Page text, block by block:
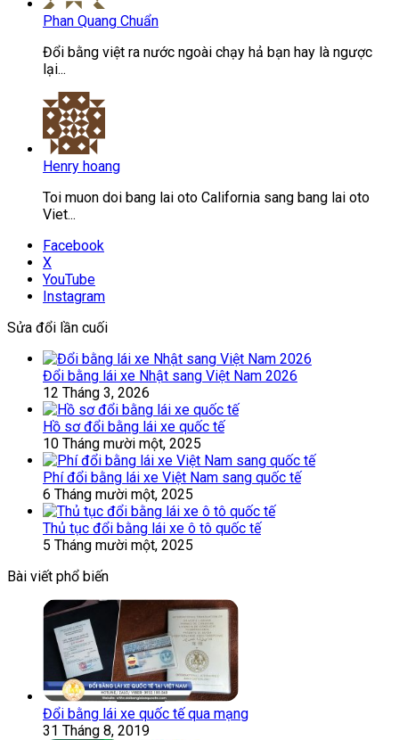
Phan Quang Chuẩn
Đổi bằng việt ra nước ngoài chạy hả bạn hay là ngược
lại...
Henry hoang
Toi muon doi bang lai oto California sang bang lai oto
Viet...
Facebook
X
YouTube
Instagram
Sửa đổi lần cuối
Đổi bằng lái xe Nhật sang Việt Nam 2026
12 Tháng 3, 2026
Hồ sơ đổi bằng lái xe quốc tế
10 Tháng mười một, 2025
Phí đổi bằng lái xe Việt Nam sang quốc tế
6 Tháng mười một, 2025
Thủ tục đổi bằng lái xe ô tô quốc tế
5 Tháng mười một, 2025
Bài viết phổ biến
Đổi bằng lái xe quốc tế qua mạng
31 Tháng 8, 2019